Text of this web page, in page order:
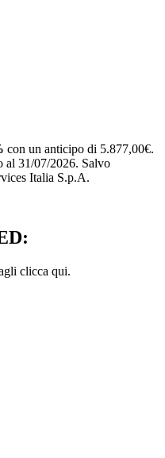
con un anticipo di 5.877,00€.
al 31/07/2026. Salvo
Italia S.p.A.
clicca qui.